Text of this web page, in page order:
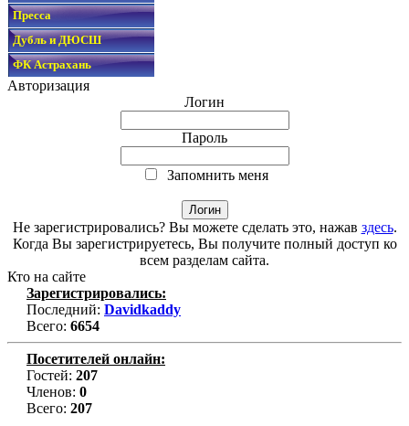
Пресса
Дубль и ДЮСШ
ФК Астрахань
Авторизация
Логин
Пароль
Запомнить меня
Не зарегистрировались? Вы можете сделать это, нажав здесь.
Когда Вы зарегистрируетесь, Вы получите полный доступ ко
всем разделам сайта.
Кто на сайте
Зарегистрировались:
Последний: Davidkaddy
Всего: 6654
Посетителей онлайн:
Гостей: 207
Членов: 0
Всего: 207